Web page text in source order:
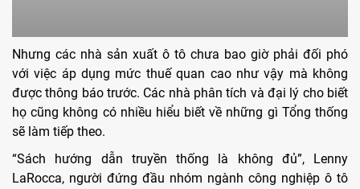
Nhưng các nhà sản xuất ô tô chưa bao giờ phải đối phó
với việc áp dụng mức thuế quan cao như vậy mà không
được thông báo trước. Các nhà phân tích và đại lý cho biết
họ cũng không có nhiều hiểu biết về những gì Tổng thống
sẽ làm tiếp theo.
“Sách hướng dẫn truyền thống là không đủ”, Lenny
LaRocca, người đứng đầu nhóm ngành công nghiệp ô tô